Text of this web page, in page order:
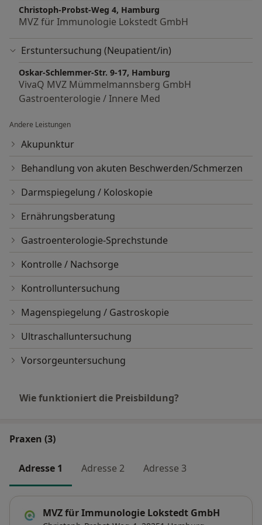
Christoph-Probst-Weg 4, Hamburg
MVZ für Immunologie Lokstedt GmbH
Erstuntersuchung (Neupatient/in)
Oskar-Schlemmer-Str. 9-17, Hamburg
VivaQ MVZ Mümmelmannsberg GmbH
Gastroenterologie / Innere Med
Andere Leistungen
Akupunktur
Behandlung von akuten Beschwerden/Schmerzen
Darmspiegelung / Koloskopie
Ernährungsberatung
Gastroenterologie-Sprechstunde
Kontrolle / Nachsorge
Kontrolluntersuchung
Magenspiegelung / Gastroskopie
Ultraschalluntersuchung
Vorsorgeuntersuchung
Wie funktioniert die Preisbildung?
Praxen (3)
Adresse 1 Adresse 2 Adresse 3
MVZ für Immunologie Lokstedt GmbH